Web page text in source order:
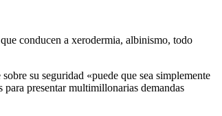
conducen a xerodermia, albinismo, todo
su seguridad «puede que sea simplemente
para presentar multimillonarias demandas